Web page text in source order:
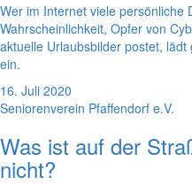
Wer im Internet viele persönliche
Wahrscheinlichkeit, Opfer von
aktuelle Urlaubsbilder postet,
ein.
16. Juli 2020
Seniorenverein Pfaffendorf e.V.
Was ist auf der
nicht?